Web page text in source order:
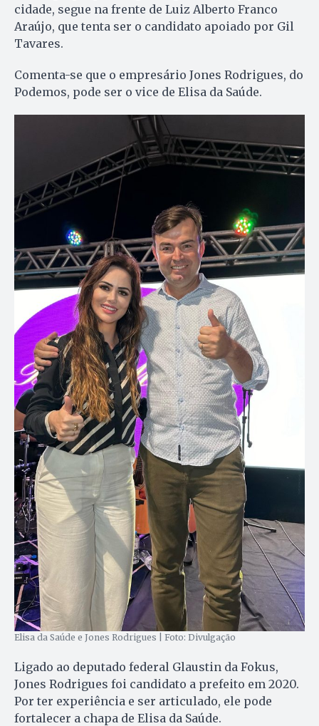
cidade, segue na frente de Luiz Alberto Franco
Araújo, que tenta ser o candidato apoiado por Gil
Tavares.
Comenta-se que o empresário Jones Rodrigues, do
Podemos, pode ser o vice de Elisa da Saúde.
Elisa da Saúde e Jones Rodrigues | Foto: Divulgação
Ligado ao deputado federal Glaustin da Fokus,
Jones Rodrigues foi candidato a prefeito em 2020.
Por ter experiência e ser articulado, ele pode
fortalecer a chapa de Elisa da Saúde.